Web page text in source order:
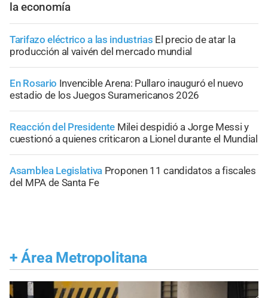
la economía
Tarifazo eléctrico a las industrias El precio de atar la
producción al vaivén del mercado mundial
En Rosario Invencible Arena: Pullaro inauguró el nuevo
estadio de los Juegos Suramericanos 2026
Reacción del Presidente Milei despidió a Jorge Messi y
cuestionó a quienes criticaron a Lionel durante el Mundial
Asamblea Legislativa Proponen 11 candidatos a fiscales
del MPA de Santa Fe
+ Área Metropolitana